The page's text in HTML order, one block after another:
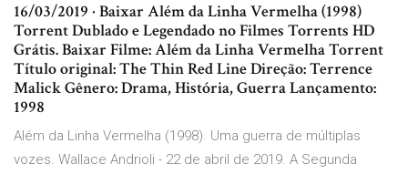
16/03/2019 · Baixar Além da Linha Vermelha (1998)
Torrent Dublado e Legendado no Filmes Torrents HD
Grátis. Baixar Filme: Além da Linha Vermelha Torrent
Título original: The Thin Red Line Direção: Terrence
Malick Gênero: Drama, História, Guerra Lançamento:
1998
Além da Linha Vermelha (1998). Uma guerra de múltiplas
vozes. Wallace Andrioli - 22 de abril de 2019. A Segunda